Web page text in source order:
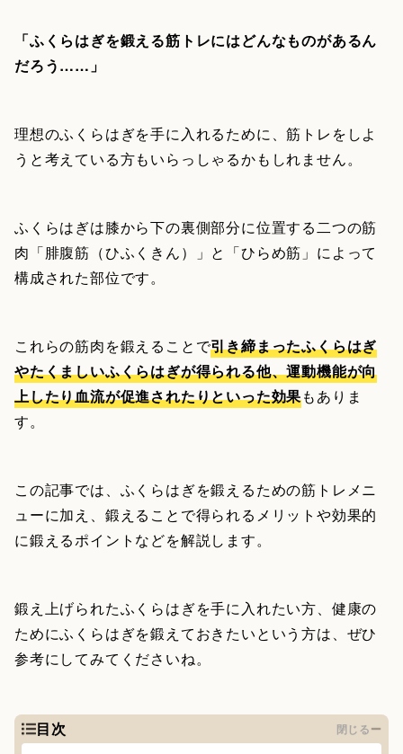
「ふくらはぎを鍛える筋トレにはどんなものがあるん
だろう……」
理想のふくらはぎを手に入れるために、筋トレをしよ
うと考えている方もいらっしゃるかもしれません。
ふくらはぎは膝から下の裏側部分に位置する二つの筋
肉「腓腹筋（ひふくきん）」と「ひらめ筋」によって
構成された部位です。
これらの筋肉を鍛えることで引き締まったふくらはぎ
やたくましいふくらはぎが得られる他、運動機能が向
上したり血流が促進されたりといった効果もありま
す。
この記事では、ふくらはぎを鍛えるための筋トレメニ
ューに加え、鍛えることで得られるメリットや効果的
に鍛えるポイントなどを解説します。
鍛え上げられたふくらはぎを手に入れたい方、健康の
ためにふくらはぎを鍛えておきたいという方は、ぜひ
参考にしてみてくださいね。
目次 閉じる